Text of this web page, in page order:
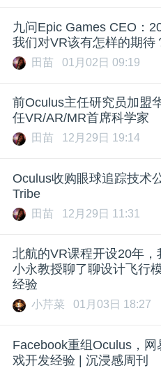
动
中
心
GAIR
题
爱
搞
九问Epic Games CEO：
我们对VR该有怎样的期待
田苗 01月02日 09:19
前Oculus主任研究员加盟
任VR/AR/MR首席科学家
田苗 12月29日 19:14
Oculus收购眼球追踪技术
Tribe
田苗 12月29日 11:31
北航的VR课程开设20年，
小永教授聊了聊设计飞行
经验
小芹菜 01月03日 18:27
Facebook重组Oculus，网
戏开发经验 | 沉浸感周刊